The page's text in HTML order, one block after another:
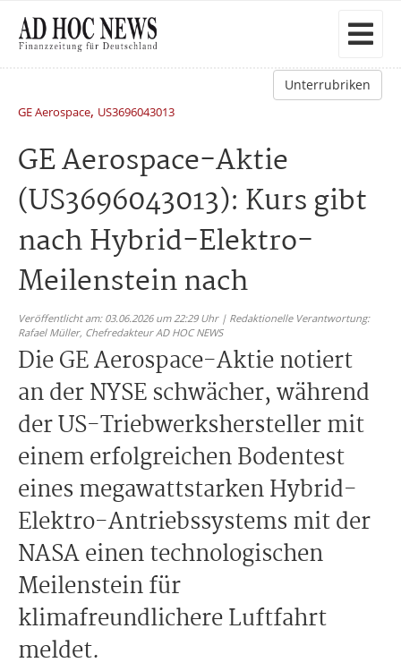
Unterrubriken
GE Aerospace, US3696043013
GE Aerospace-Aktie
(US3696043013): Kurs gibt
nach Hybrid-Elektro-
Meilenstein nach
Veröffentlicht am: 03.06.2026 um 22:29 Uhr | Redaktionelle Verantwortung:
Rafael Müller, Chefredakteur AD HOC NEWS
Die GE Aerospace-Aktie notiert
an der NYSE schwächer, während
der US-Triebwerkshersteller mit
einem erfolgreichen Bodentest
eines megawattstarken Hybrid-
Elektro-Antriebssystems mit der
NASA einen technologischen
Meilenstein für
klimafreundlichere Luftfahrt
meldet.